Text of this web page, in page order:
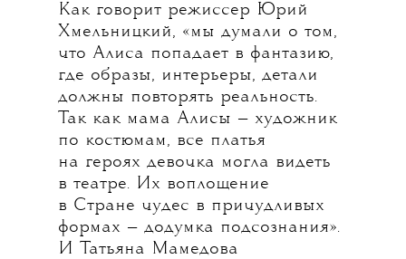
Как говорит режиссер Юрий
Хмельницкий, «мы думали о том,
что Алиса попадает в фантазию,
где образы, интерьеры, детали
должны повторять реальность.
Так как мама Алисы — художник
по костюмам, все платья
на героях девочка могла видеть
в театре. Их воплощение
в Стране чудес в причудливых
формах — додумка подсознания».
И Татьяна Мамедова